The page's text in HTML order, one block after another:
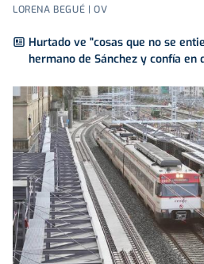
LORENA BEGUÉ | OV
Hurtado ve "cosas que no se
hermano de Sánchez y confía en